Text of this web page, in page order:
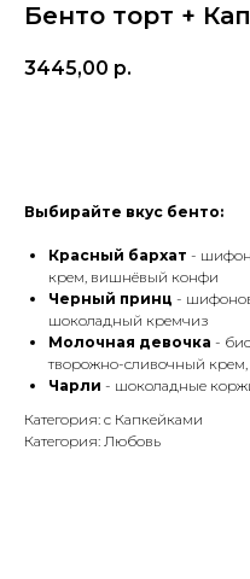
Бенто торт +
3445,00 р.
Выбирайте вкус бенто:
Красный бархат -
крем, вишнёвый конфи
Черный принц -
шоколадный кремчиз
Молочная девочка -
творожно-сливочный
Чарли - шоколадные
Категория: с Капкейками
Категория: Любовь